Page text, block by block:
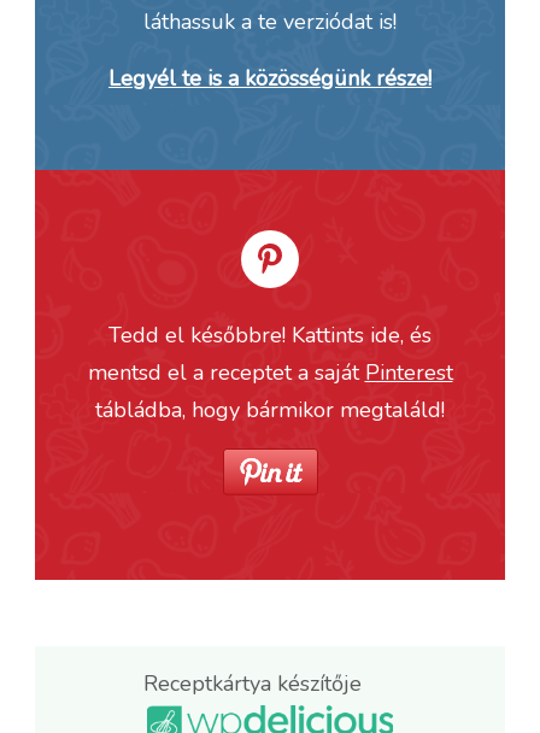
láthassuk a te verziódat is!
Legyél te is a közösségünk része!
Tedd el későbbre! Kattints ide, és
mentsd el a receptet a saját Pinterest
tábládba, hogy bármikor megtaláld!
Receptkártya készítője